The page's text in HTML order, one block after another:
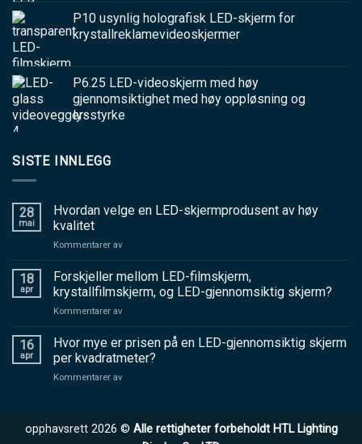
P10 usynlig holografisk LED-skjerm for
krystallreklamevideoskjermer
P6.25 LED-videoskjerm med høy
gjennomsiktighet med høy oppløsning og
lysstyrke
SISTE INNLEGG
28
mai
Hvordan velge en LED-skjermprodusent av høy
kvalitet
Kommentarer avpå
velge
en
LED-
skjermprodusent
høy
kvalitet
18
apr
Forskjeller mellom LED-filmskjerm,
krystallfilmskjerm, og LED-gjennomsiktig skjerm?
Kommentarer avpå
mellom
LED-
filmskjerm,
krystallfilmskjerm,
skjerm?
16
apr
Hvor mye er prisen på en LED-gjennomsiktig skjerm
per kvadratmeter?
Kommentarer avpå
prisen
opphavsrett 2026 © Alle rettigheter forbeholdt HTL Lighting